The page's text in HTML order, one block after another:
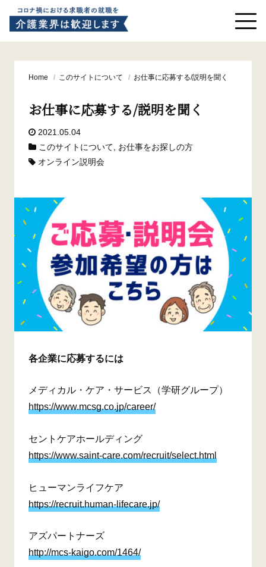
Home / このサイトについて / お仕事に応募する/説明を聞く
お仕事に応募する/説明を聞く
2021.05.04
このサイトについて
お仕事をお探しの方
オンライン説明会
各企業に応募するには
メディカル・ケア・サービス（学研グループ）
https://www.mcsg.co.jp/career/
セントケアホールディング
https://www.saint-care.com/recruit/select.html
ヒューマンライフケア
https://recruit.human-lifecare.jp/
アズパートナーズ
http://mcs-kaigo.com/1464/